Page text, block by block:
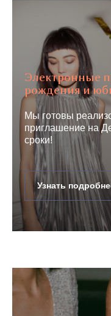
Электронные
рождения и
Мы готовы
приглашение на
сроки!
Узнать